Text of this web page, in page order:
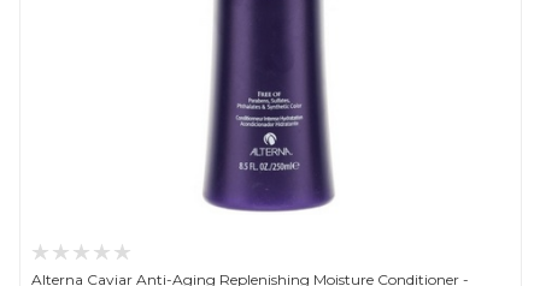
Alterna Caviar Anti-Aging Replenishing Moisture Conditioner -